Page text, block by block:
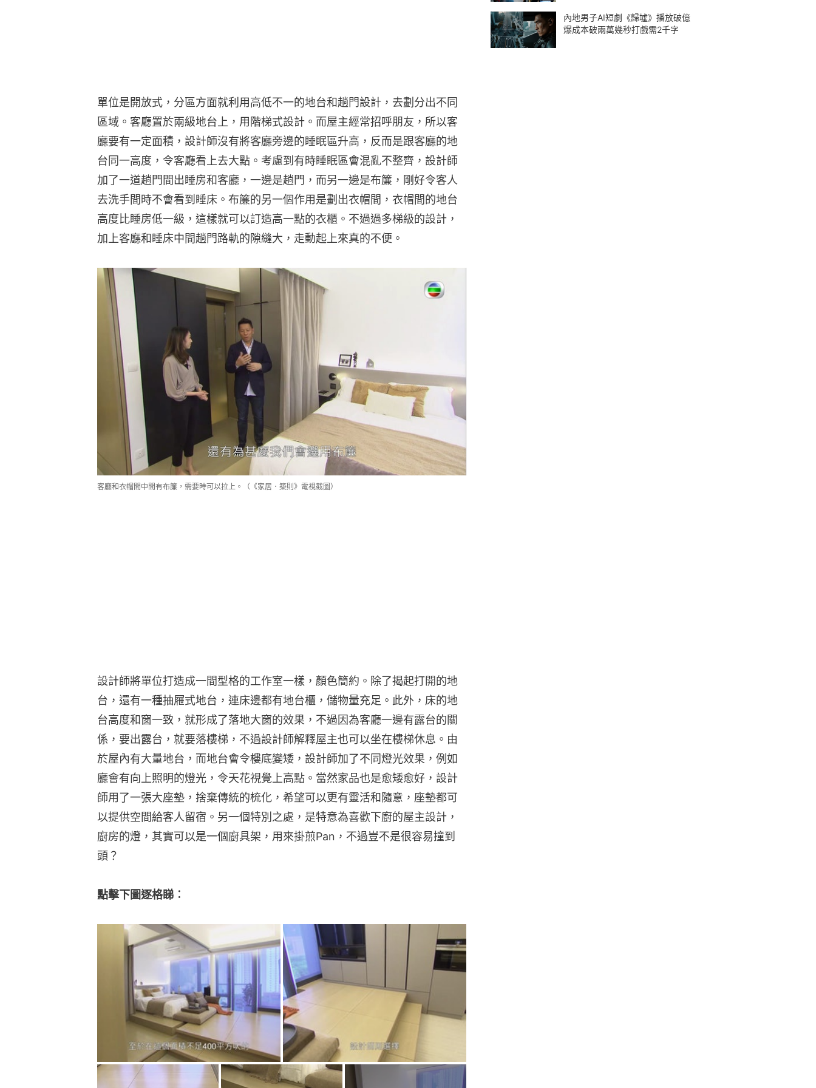
單位是開放式，分區方面就利用高低不一的地台和趟門設計，去劃分出不同
區域。客廳置於兩級地台上，用階梯式設計。而屋主經常招呼朋友，所以客
廳要有一定面積，設計師沒有將客廳旁邊的睡眠區升高，反而是跟客廳的地
台同一高度，令客廳看上去大點。考慮到有時睡眠區會混亂不整齊，設計師
加了一道趟門間出睡房和客廳，一邊是趟門，而另一邊是布簾，剛好令客人
去洗手間時不會看到睡床。布簾的另一個作用是劃出衣帽間，衣帽間的地台
高度比睡房低一級，這樣就可以訂造高一點的衣櫃。不過過多梯級的設計，
加上客廳和睡床中間趟門路軌的隙縫大，走動起上來真的不便。
客廳和衣帽間中間有布簾，需要時可以拉上。（《家居．築則》電視截圖）
設計師將單位打造成一間型格的工作室一樣，顏色簡約。除了揭起打開的地
台，還有一種抽屜式地台，連床邊都有地台櫃，儲物量充足。此外，床的地
台高度和窗一致，就形成了落地大窗的效果，不過因為客廳一邊有露台的關
係，要出露台，就要落樓梯，不過設計師解釋屋主也可以坐在樓梯休息。由
於屋內有大量地台，而地台會令樓底變矮，設計師加了不同燈光效果，例如
廳會有向上照明的燈光，令天花視覺上高點。當然家品也是愈矮愈好，設計
師用了一張大座墊，捨棄傳統的梳化，希望可以更有靈活和隨意，座墊都可
以提供空間給客人留宿。另一個特別之處，是特意為喜歡下廚的屋主設計，
廚房的燈，其實可以是一個廚具架，用來掛煎Pan，不過豈不是很容易撞到
頭？
點擊下圖逐格睇︰
內地男子AI短劇《歸墟》播放破億
爆成本破兩萬幾秒打戲需2千字